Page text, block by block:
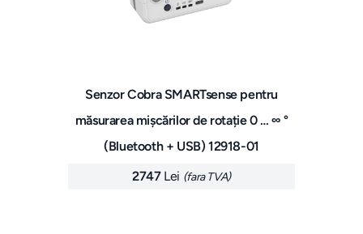
Senzor Cobra SMARTsense pentru
măsurarea mișcărilor de rotație 0 … ∞ °
(Bluetooth + USB) 12918-01
2747 Lei (fara TVA)